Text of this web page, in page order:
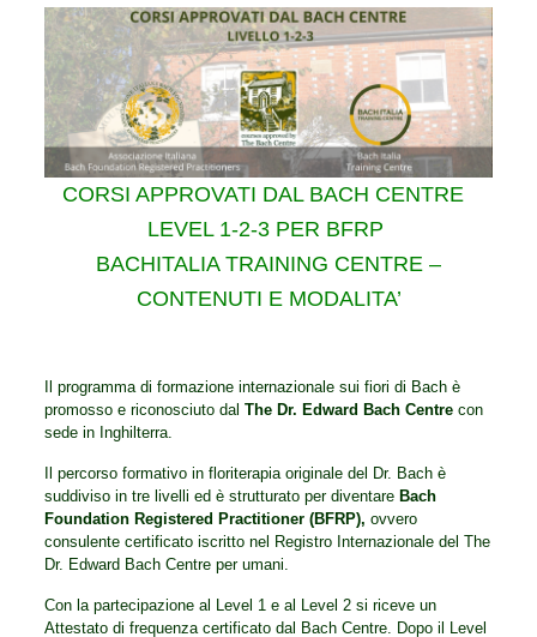
CORSI APPROVATI DAL BACH CENTRE
LEVEL 1-2-3 PER BFRP
BACHITALIA TRAINING CENTRE –
CONTENUTI E MODALITA’
Il programma di formazione internazionale sui fiori di Bach è
promosso e riconosciuto dal The Dr. Edward Bach Centrecon
sede in Inghilterra.
Il percorso formativo in floriterapia originale del Dr. Bach è
suddiviso in tre livelli ed è strutturato per diventare Bach
Foundation Registered Practitioner (BFRP), ovvero
consulente certificato iscritto nel Registro Internazionale del The
Dr. Edward Bach Centre per umani.
Con la partecipazione al Level 1 e al Level 2 si riceve un
Attestato di frequenza certificato dal Bach Centre. Dopo il Level